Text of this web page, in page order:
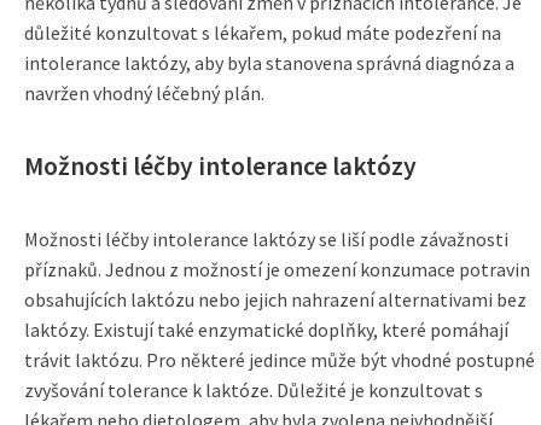
důležité konzultovat s lékařem, pokud máte podezření na
intolerance laktózy, aby byla stanovena správná diagnóza a
navržen vhodný léčebný plán.
Možnosti léčby intolerance laktózy
Možnosti léčby intolerance laktózy se liší podle závažnosti
příznaků. Jednou z možností je omezení konzumace potravin
obsahujících laktózu nebo jejich nahrazení alternativami bez
laktózy. Existují také enzymatické doplňky, které pomáhají
trávit laktózu. Pro některé jedince může být vhodné postupné
zvyšování tolerance k laktóze. Důležité je konzultovat s
lékařem nebo dietologem, aby byla zvolena nejvhodnější